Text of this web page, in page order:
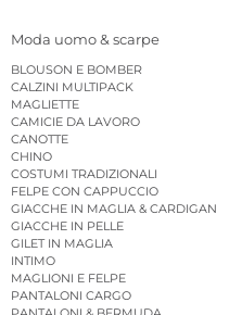
Moda uomo & scarpe
BLOUSON E BOMBER
CALZINI MULTIPACK
MAGLIETTE
CAMICIE DA LAVORO
CANOTTE
CHINO
COSTUMI TRADIZIONALI
FELPE CON CAPPUCCIO
GIACCHE IN MAGLIA & CARDIGAN
GIACCHE IN PELLE
GILET IN MAGLIA
INTIMO
MAGLIONI E FELPE
PANTALONI CARGO